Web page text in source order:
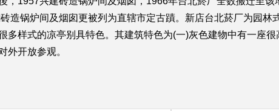
造锅炉间及烟囱更被列为直辖市定古蹟。新店台北菸厂为园
多样式的凉亭别具特色。其建筑特色为(一)灰色建物中有一座
外开放参观。